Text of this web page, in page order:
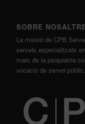
SOBRE
La missió de CPB
serveis especialitzats
marc de la psiquiatria
vocació de servei públic.